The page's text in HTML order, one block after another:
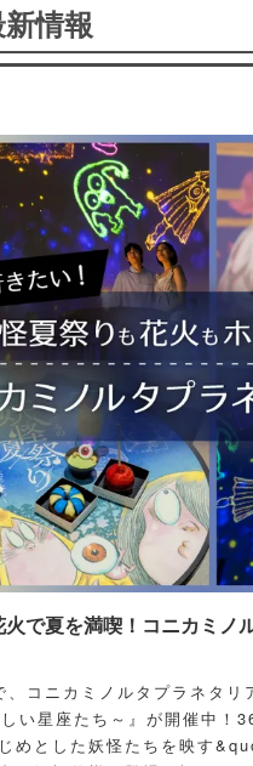
情報
で夏を満喫！コニカミノ
コニカミノルタプラネタリ
い星座たち～』が開催中！
めとした妖怪たちを映す